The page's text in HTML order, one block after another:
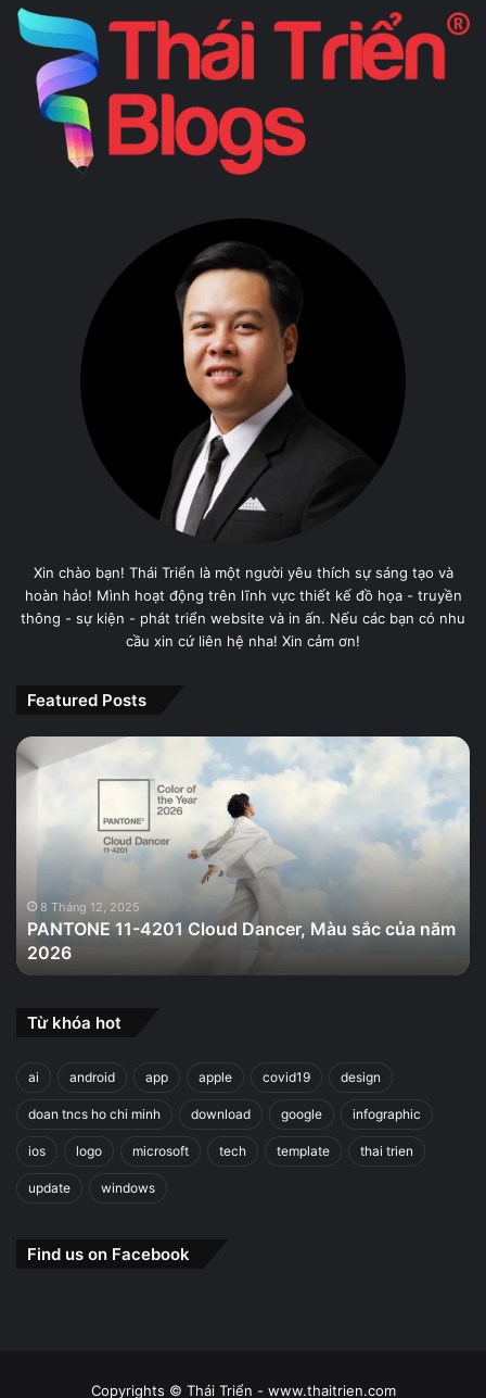
Xin chào bạn! Thái Triển là một người yêu thích sự sáng tạo và
hoàn hảo! Mình hoạt động trên lĩnh vực thiết kế đồ họa - truyền
thông - sự kiện - phát triển website và in ấn. Nếu các bạn có nhu
cầu xin cứ liên hệ nha! Xin cảm ơn!
Featured Posts
PANTONE
11-
Màu
của
năm
2026
8 Tháng 12, 2025
PANTONE 11-4201 Cloud Dancer, Màu sắc của năm
2026
Từ khóa hot
ai android app apple covid19 design
doan tncs ho chi minh download google infographic
ios logo microsoft tech template thai trien
update windows
Find us on Facebook
Copyrights © Thái Triển - www.thaitrien.com